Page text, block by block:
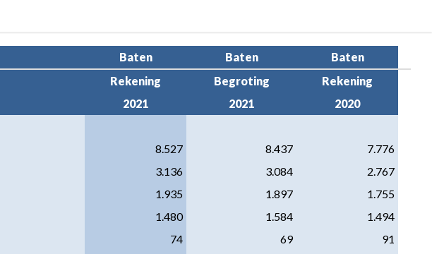
Baten Baten
Baten
Rekening
Begroting
Rekening
2021 2021
2020
8.527 8.437
7.776
3.136 3.084
2.767
1.935 1.897
1.755
1.480 1.584
1.494
74 69
91